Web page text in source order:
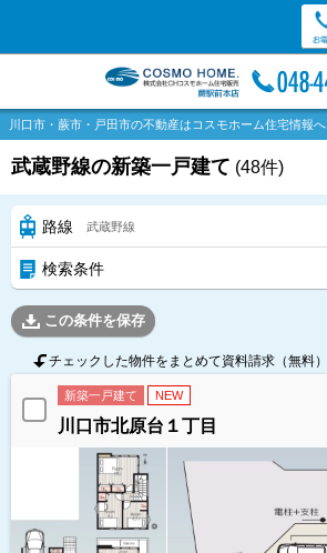
川口市・蕨市・戸田市の不動産はコスモホーム住宅情報へ
武蔵野線の新築一戸建て (48件)
路線 武蔵野線
検索条件
この条件を保存
チェックした物件をまとめて資料請求（無料）
新築一戸建て NEW
川口市北原台１丁目